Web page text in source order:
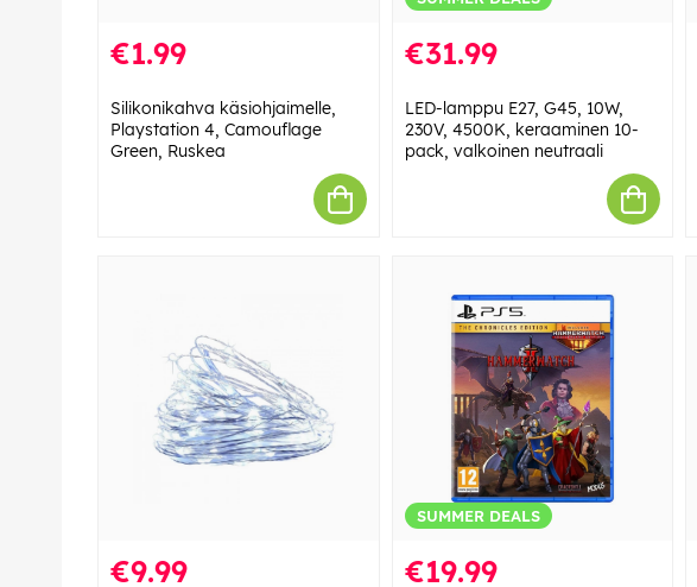
€1.99
Silikonikahva käsiohjaimelle,
Playstation 4, Camouflage
Green, Ruskea
€31.99
LED-lamppu E27, G45, 10W,
230V, 4500K, keraaminen 10-
pack, valkoinen neutraali
€9.99
SUMMER DEALS
€19.99